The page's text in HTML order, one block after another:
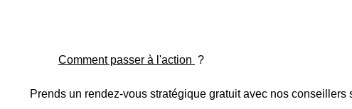
Comment passer à l'action ?
Prends un rendez-vous stratégique gratuit avec nos